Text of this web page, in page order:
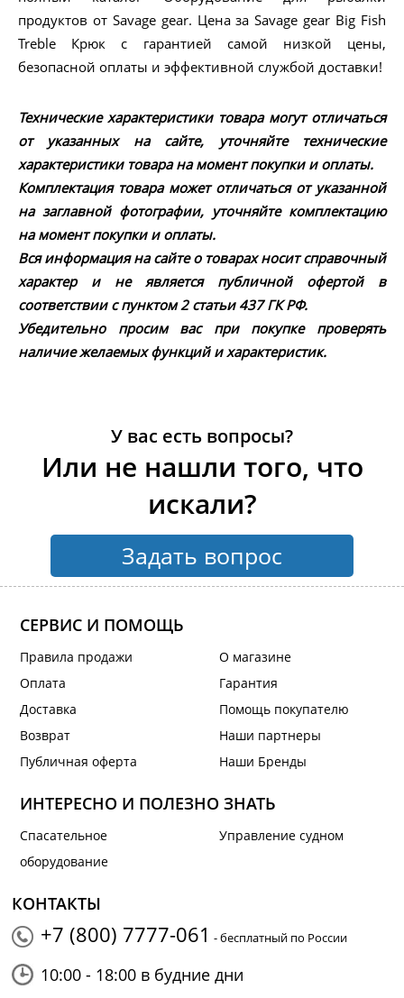
продуктов от Savage gear. Цена за Savage gear Big Fish
Treble Крюк с гарантией самой низкой цены,
безопасной оплаты и эффективной службой доставки!
Технические характеристики товара могут отличаться
от указанных на сайте, уточняйте технические
характеристики товара на момент покупки и оплаты.
Комплектация товара может отличаться от указанной
на заглавной фотографии, уточняйте комплектацию
на момент покупки и оплаты.
Вся информация на сайте о товарах носит справочный
характер и не является публичной офертой в
соответствии с пунктом 2 статьи 437 ГК РФ.
Убедительно просим вас при покупке проверять
наличие желаемых функций и характеристик.
У вас есть вопросы?
Или не нашли того, что
искали?
Задать вопрос
СЕРВИС И ПОМОЩЬ
Правила продажи
Оплата
Доставка
Возврат
Публичная оферта
О магазине
Гарантия
Помощь покупателю
Наши партнеры
Наши Бренды
ИНТЕРЕСНО И ПОЛЕЗНО ЗНАТЬ
Спасательное
оборудование
Управление судном
КОНТАКТЫ
+7 (800) 7777-061 - бесплатный по России
10:00 - 18:00 в будние дни